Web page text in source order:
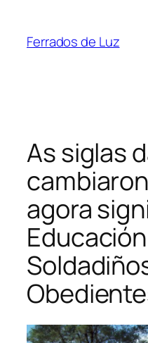
contido
Ferrados de Luz
As siglas
agora